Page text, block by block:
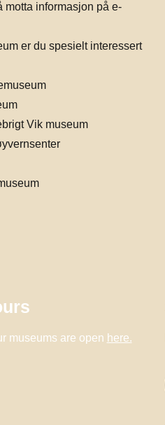
motta informasjon på e-
er du spesielt interessert
Vik museum
museums are open here.